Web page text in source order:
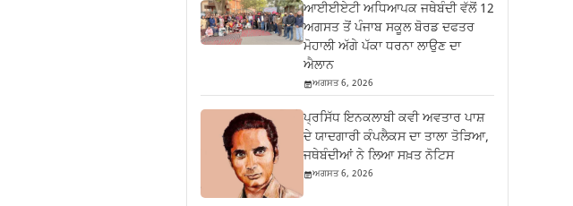
ਆਈਈਏਟੀ ਅਧਿਆਪਕ ਜਥੇਬੰਦੀ ਵੱਲੋਂ 12
ਅਗਸਤ ਤੋਂ ਪੰਜਾਬ ਸਕੂਲ ਬੋਰਡ ਦਫਤਰ
ਮੋਹਾਲੀ ਅੱਗੇ ਪੱਕਾ ਧਰਨਾ ਲਾਉਣ ਦਾ
ਐਲਾਨ
ਅਗਸਤ 6, 2026
ਪ੍ਰਸਿੱਧ ਇਨਕਲਾਬੀ ਕਵੀ ਅਵਤਾਰ ਪਾਸ਼
ਦੇ ਯਾਦਗਾਰੀ ਕੰਪਲੈਕਸ ਦਾ ਤਾਲਾ ਤੋੜਿਆ,
ਜਥੇਬੰਦੀਆਂ ਨੇ ਲਿਆ ਸਖ਼ਤ ਨੋਟਿਸ
ਅਗਸਤ 6, 2026